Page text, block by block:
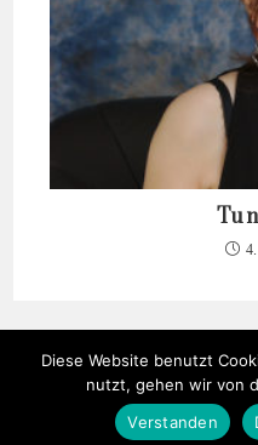
Diese Website benutzt
nutzt, gehen wir von
Verstanden